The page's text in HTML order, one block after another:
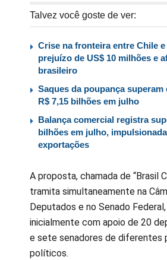
Talvez você goste de ver:
Crise na fronteira entre Chile
prejuízo de US$ 10 milhões e
brasileiro
Saques da poupança superam
R$ 7,15 bilhões em julho
Balança comercial registra
bilhões em julho,
exportações
A proposta, chamada de “Brasil
tramita simultaneamente na
Deputados e no Senado
inicialmente com apoio de 20
e sete senadores de diferentes
políticos.